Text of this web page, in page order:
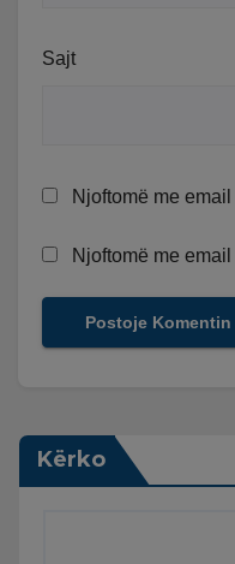
Sajt
Njoftomë me
Njoftomë me
Kërko